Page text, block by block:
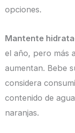
opciones.
Mantente
el año, pero más
aumentan. Bebe
considera
contenido de
naranjas.